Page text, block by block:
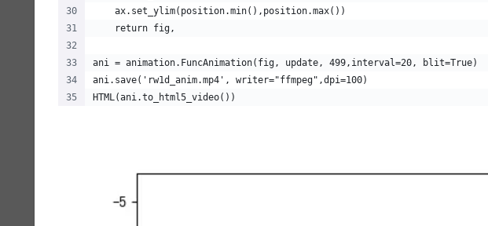
    ax.set_ylim(position.min(),position.max())
    return fig,
ani = animation.FuncAnimation(fig, update, 499,interval=20, blit=True)
ani.save('rw1d_anim.mp4', writer="ffmpeg",dpi=100)
HTML(ani.to_html5_video())